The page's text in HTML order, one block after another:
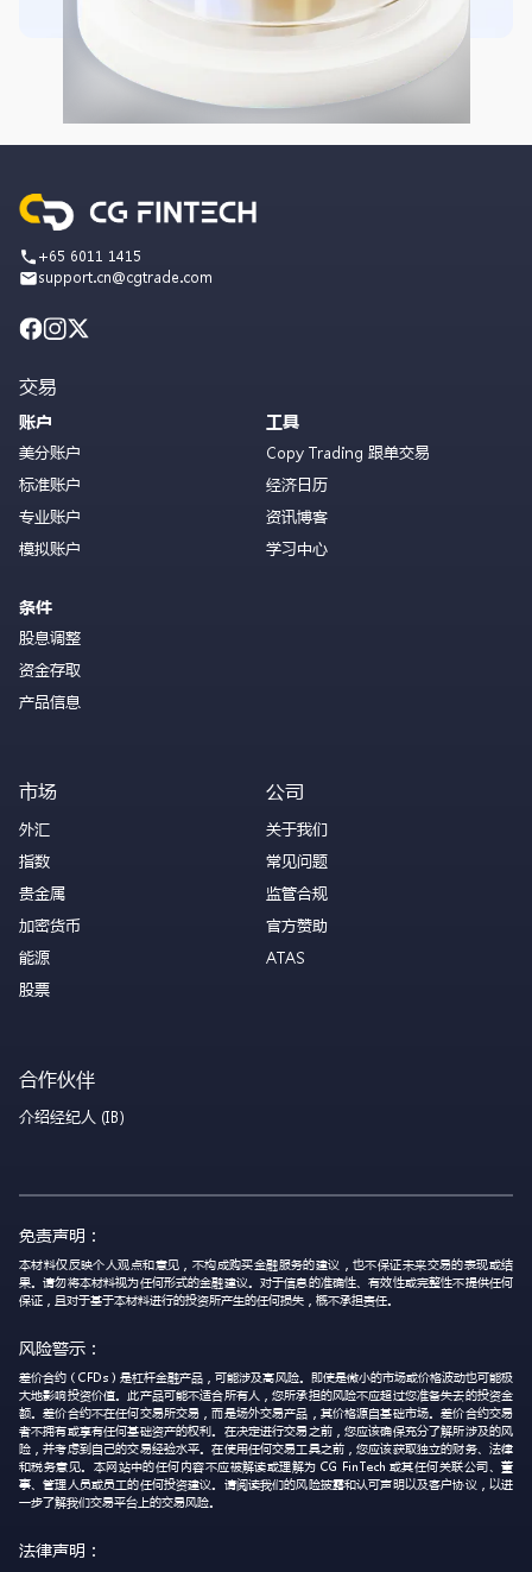
+65 6011 1415
support.cn@cgtrade.com
交易
账户
美分账户
标准账户
专业账户
模拟账户
条件
股息调整
资金存取
产品信息
工具
Copy Trading 跟单交易
经济日历
资讯博客
学习中心
市场
外汇
指数
贵金属
加密货币
能源
股票
公司
关于我们
常见问题
监管合规
官方赞助
ATAS
合作伙伴
介绍经纪人 (IB)
免责声明：
本材料仅反映个人观点和意见，不构成购买金融服务的建议，也不保证未来交易的表现或结
果。请勿将本材料视为任何形式的金融建议。对于信息的准确性、有效性或完整性不提供任何
保证，且对于基于本材料进行的投资所产生的任何损失，概不承担责任。
风险警示：
差价合约（CFDs）是杠杆金融产品，可能涉及高风险。即使是微小的市场或价格波动也可能极
大地影响投资价值。此产品可能不适合所有人，您所承担的风险不应超过您准备失去的投资金
额。差价合约不在任何交易所交易，而是场外交易产品，其价格源自基础市场。差价合约交易
者不拥有或享有任何基础资产的权利。在决定进行交易之前，您应该确保充分了解所涉及的风
险，并考虑到自己的交易经验水平。在使用任何交易工具之前，您应该获取独立的财务、法律
和税务意见。本网站中的任何内容不应被解读或理解为 CG FinTech 或其任何关联公司、董
事、管理人员或员工的任何投资建议。请阅读我们的风险披露和认可声明以及客户协议，以进
一步了解我们交易平台上的交易风险。
法律声明：